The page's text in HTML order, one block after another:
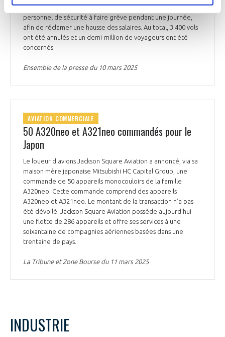
personnel au sol, les manutentionnaires de bagages et le
personnel de sécurité à faire grève pendant une journée,
afin de réclamer une hausse des salaires. Au total, 3 400 vols
ont été annulés et un demi-million de voyageurs ont été
concernés.
Ensemble de la presse du 10 mars 2025
AVIATION COMMERCIALE
50 A320neo et A321neo commandés pour le
Japon
Le loueur d'avions Jackson Square Aviation a annoncé, via sa
maison mère japonaise Mitsubishi HC Capital Group, une
commande de 50 appareils monocouloirs de la famille
A320neo. Cette commande comprend des appareils
A320neo et A321neo. Le montant de la transaction n’a pas
été dévoilé. Jackson Square Aviation possède aujourd'hui
une flotte de 286 appareils et offre ses services à une
soixantaine de compagnies aériennes basées dans une
trentaine de pays.
La Tribune et Zone Bourse du 11 mars 2025
INDUSTRIE